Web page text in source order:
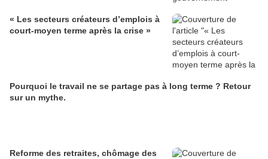
« Les secteurs créateurs d’emplois à
court-moyen terme après la crise »
Pourquoi le travail ne se partage pas à long terme ? Retour
sur un mythe.
Reforme des retraites, chômage des